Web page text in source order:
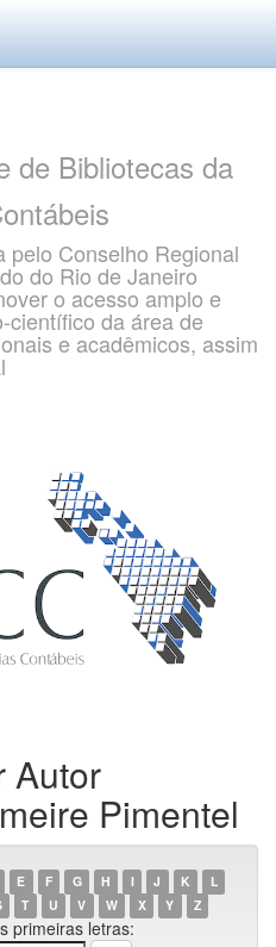
de Bibliotecas da
pelo Conselho Regional
do Rio de Janeiro
o acesso amplo e
científico da área de
e acadêmicos, assim
Autor
Pimentel
E F G H I J K
L
T U V W X Y Z
primeiras letras: